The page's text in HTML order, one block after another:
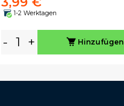
1-2 Werktagen
- + Hinzufügen